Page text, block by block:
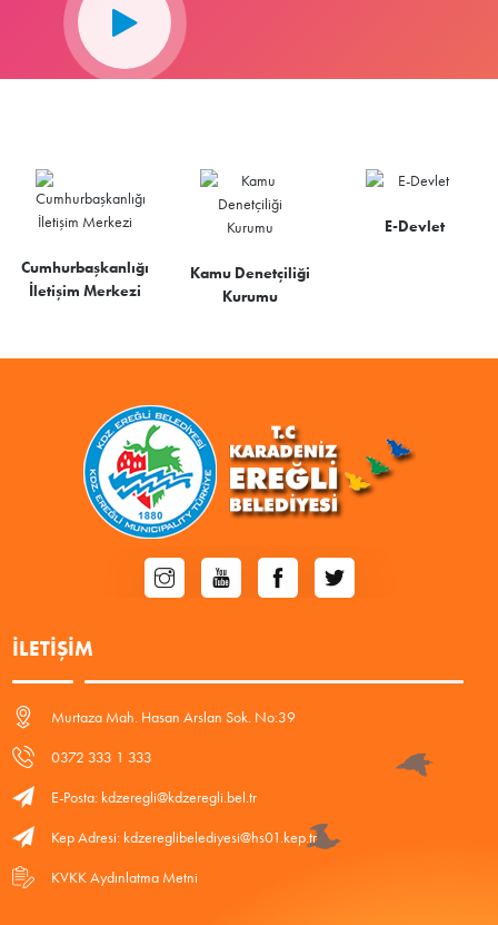
Cumhurbaşkanlığı
İletişim Merkezi
Kamu Denetçiliği
Kurumu
E-Devlet
İLETIŞIM
Murtaza Mah. Hasan Arslan Sok. No:39
0372 333 1 333
E-Posta: kdzeregli@kdzeregli.bel.tr
Kep Adresi: kdzereglibelediyesi@hs01.kep.tr
KVKK Aydınlatma Metni